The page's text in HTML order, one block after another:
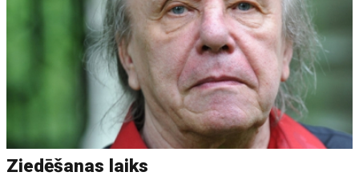
Ziedēšanas laiks